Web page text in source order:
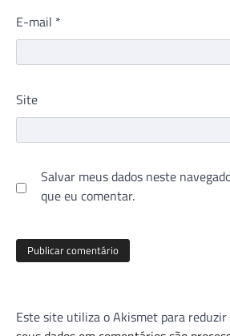
E-mail *
Site
Salvar meus dados neste
que eu comentar.
Este site utiliza o Akismet para reduzir